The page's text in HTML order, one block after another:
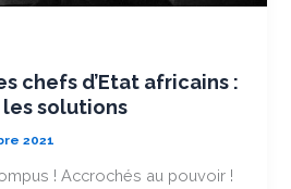
chefs d’Etat africains :
solutions
2021
! Accrochés au pouvoir !